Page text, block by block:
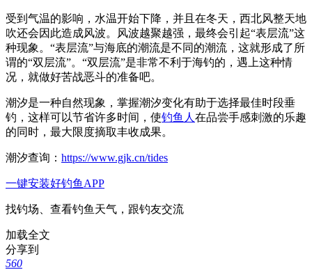
受到气温的影响，水温开始下降，并且在冬天，西北风整天地
吹还会因此造成风波。风波越聚越强，最终会引起“表层流”这
种现象。“表层流”与海底的潮流是不同的潮流，这就形成了所
谓的“双层流”。“双层流”是非常不利于海钓的，遇上这种情
况，就做好苦战恶斗的准备吧。
潮汐是一种自然现象，掌握潮汐变化有助于选择最佳时段垂
钓，这样可以节省许多时间，使钓鱼人 在品尝手感刺激的乐趣
的同时，最大限度摘取丰收成果。
潮汐查询： https://www.gjk.cn/tides
一键安装好钓鱼APP
找钓场、查看钓鱼天气，跟钓友交流
加载全文
分享到
560